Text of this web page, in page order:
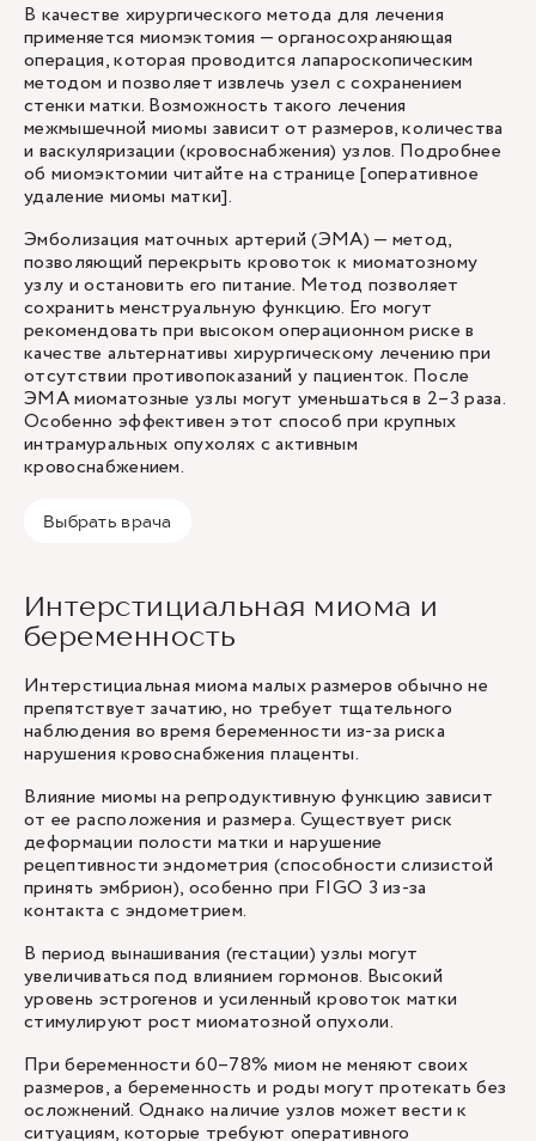
В качестве хирургического метода для лечения
применяется миомэктомия — органосохраняющая
операция, которая проводится лапароскопическим
методом и позволяет извлечь узел с сохранением
стенки матки. Возможность такого лечения
межмышечной миомы зависит от размеров, количества
и васкуляризации (кровоснабжения) узлов. Подробнее
об миомэктомии читайте на странице [оперативное
удаление миомы матки].
Эмболизация маточных артерий (ЭМА) — метод,
позволяющий перекрыть кровоток к миоматозному
узлу и остановить его питание. Метод позволяет
сохранить менструальную функцию. Его могут
рекомендовать при высоком операционном риске в
качестве альтернативы хирургическому лечению при
отсутствии противопоказаний у пациенток. После
ЭМА миоматозные узлы могут уменьшаться в 2–3 раза.
Особенно эффективен этот способ при крупных
интрамуральных опухолях с активным
кровоснабжением.
Выбрать врача
Интерстициальная миома и
беременность
Интерстициальная миома малых размеров обычно не
препятствует зачатию, но требует тщательного
наблюдения во время беременности из-за риска
нарушения кровоснабжения плаценты.
Влияние миомы на репродуктивную функцию зависит
от ее расположения и размера. Существует риск
деформации полости матки и нарушение
рецептивности эндометрия (способности слизистой
принять эмбрион), особенно при FIGO 3 из-за
контакта с эндометрием.
В период вынашивания (гестации) узлы могут
увеличиваться под влиянием гормонов. Высокий
уровень эстрогенов и усиленный кровоток матки
стимулируют рост миоматозной опухоли.
При беременности 60–78% миом не меняют своих
размеров, а беременность и роды могут протекать без
осложнений. Однако наличие узлов может вести к
ситуациям, которые требуют оперативного